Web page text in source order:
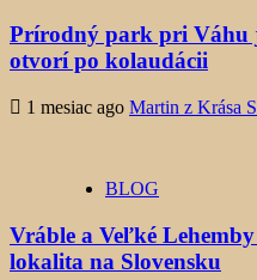
Prírodný park pri Váhu
otvorí po kolaudácii
1 mesiac ago Martin z Krása
BLOG
Vráble a Veľké
lokalita na Slovensku